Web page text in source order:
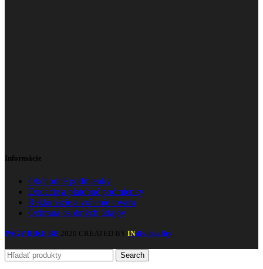
Informácie
Obchodné podmienky
Dodacie a platobné podmienky
Reklamácie a vrátenie tovaru
Ochrana osobných údajov
PAGY BIKE BB 2020 CREATED BY INdividuality
Search